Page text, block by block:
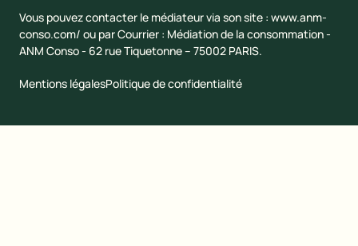
Vous pouvez contacter le médiateur via son site : www.anm-
conso.com/ ou par Courrier : Médiation de la consommation -
ANM Conso - 62 rue Tiquetonne – 75002 PARIS.
Mentions légalesPolitique de confidentialité